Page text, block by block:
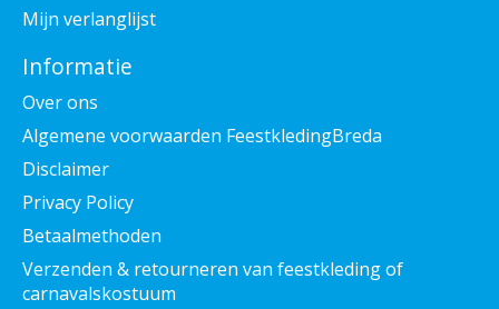
Mijn verlanglijst
Informatie
Over ons
Algemene voorwaarden FeestkledingBreda
Disclaimer
Privacy Policy
Betaalmethoden
Verzenden & retourneren van feestkleding of
carnavalskostuum